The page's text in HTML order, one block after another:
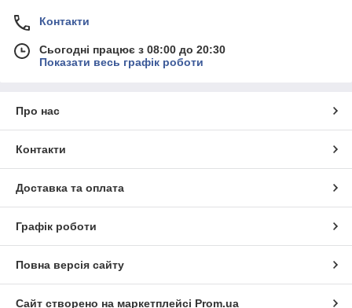
Контакти
Сьогодні працює з 08:00 до 20:30
Показати весь графік роботи
Про нас
Контакти
Доставка та оплата
Графік роботи
Повна версія сайту
Сайт створено на маркетплейсі Prom.ua